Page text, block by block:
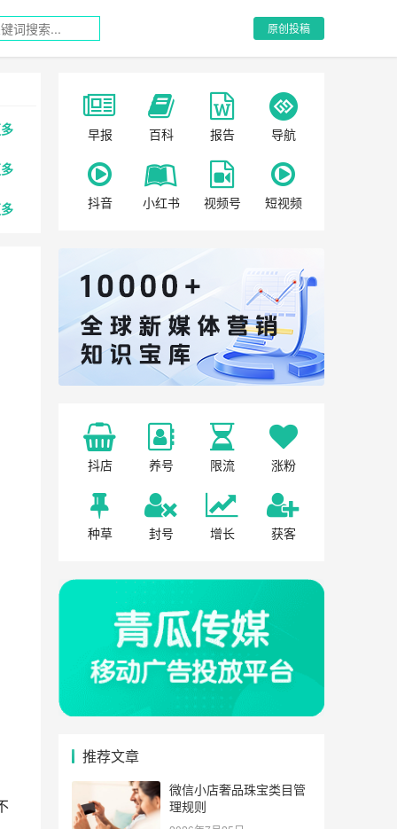
原创投稿
早报 百科 报告 导航
抖音 小红书 视频号 短视频
抖店 养号 限流 涨粉
种草 封号 增长 获客
推荐文章
微信小店奢品珠宝类目管
理规则